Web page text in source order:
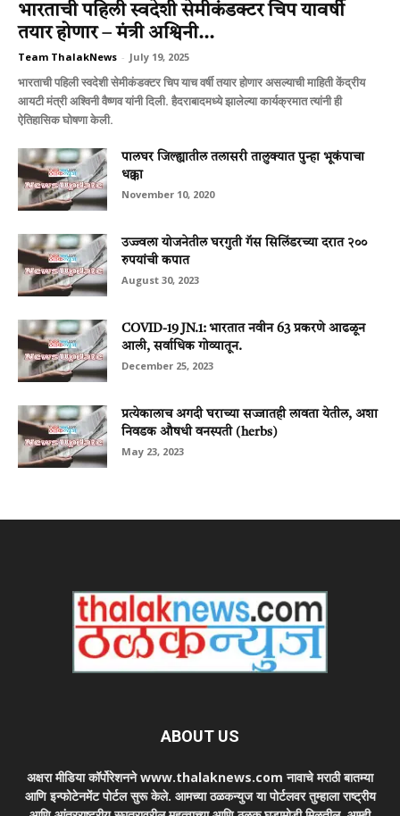
भारताची पहिली स्वदेशी सेमीकंडक्टर चिप यावर्षी
तयार होणार – मंत्री अश्विनी...
Team ThalakNews - July 19, 2025
भारताची पहिली स्वदेशी सेमीकंडक्टर चिप याच वर्षी तयार होणार असल्याची माहिती केंद्रीय
आयटी मंत्री अश्विनी वैष्णव यांनी दिली. हैदराबादमध्ये झालेल्या कार्यक्रमात त्यांनी ही
ऐतिहासिक घोषणा केली.
पालघर जिल्ह्यातील तलासरी तालुक्यात पुन्हा भूकंपाचा
धक्का
November 10, 2020
उज्ज्वला योजनेतील घरगुती गॅस सिलिंडरच्या दरात २००
रुपयांची कपात
August 30, 2023
COVID-19 JN.1: भारतात नवीन 63 प्रकरणे आढळून
आली, सर्वाधिक गोव्यातून.
December 25, 2023
प्रत्येकालाच अगदी घराच्या सज्जातही लावता येतील, अशा
निवडक औषधी वनस्पती (herbs)
May 23, 2023
ABOUT US
अक्षरा मीडिया कॉर्पोरेशनने www.thalaknews.com नावाचे मराठी बातम्या
आणि इन्फोटेनमेंट पोर्टल सुरू केले. आमच्या ठळकन्युज या पोर्टलवर तुम्हाला राष्ट्रीय